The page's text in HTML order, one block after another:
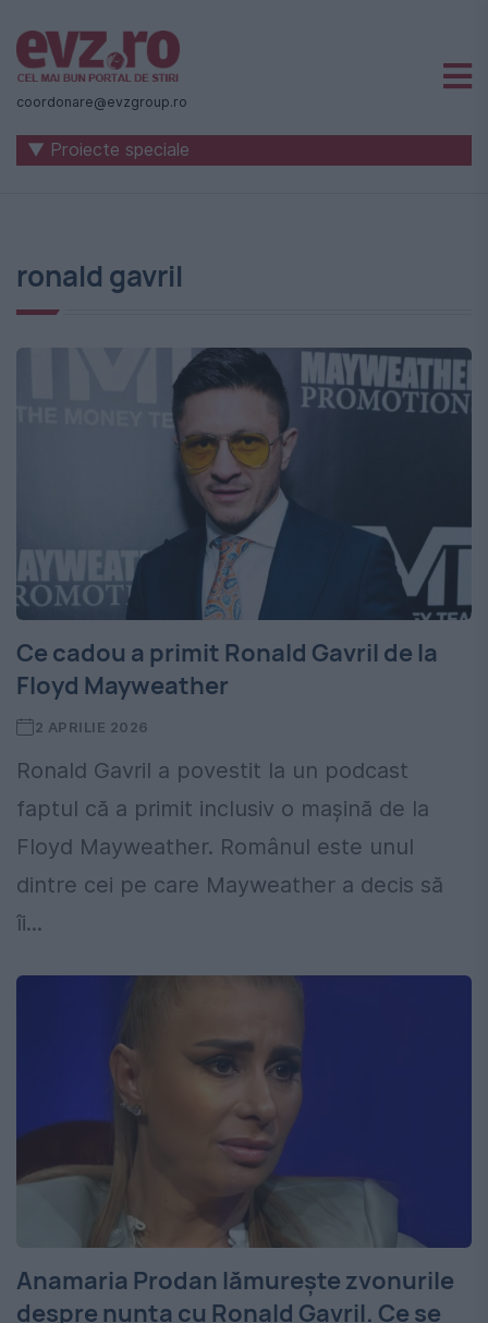
Știri
naționale
internaționale
-
Evenimentul
Zilei
coordonare@evzgroup.ro
▼ Proiecte speciale
ronald gavril
Ce cadou a primit Ronald Gavril de la
Floyd Mayweather
2 APRILIE 2026
Ronald Gavril a povestit la un podcast
faptul că a primit inclusiv o mașină de la
Floyd Mayweather. Românul este unul
dintre cei pe care Mayweather a decis să
îi...
Anamaria Prodan lămurește zvonurile
despre nunta cu Ronald Gavril. Ce se